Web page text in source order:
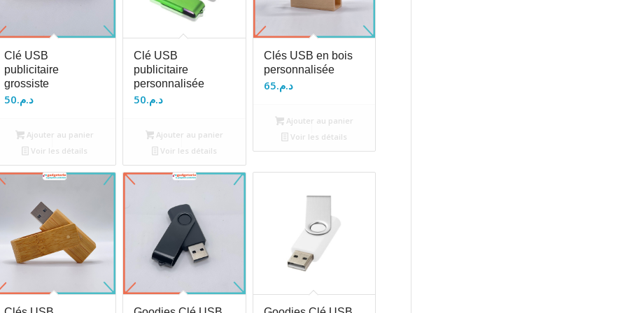
Clé USB
publicitaire
grossiste
د.م.50
Ajouter au panier
Voir les détails
Clé USB
publicitaire
personnalisée
د.م.50
Ajouter au panier
Voir les détails
Clés USB en bois
personnalisée
د.م.65
Ajouter au panier
Voir les détails